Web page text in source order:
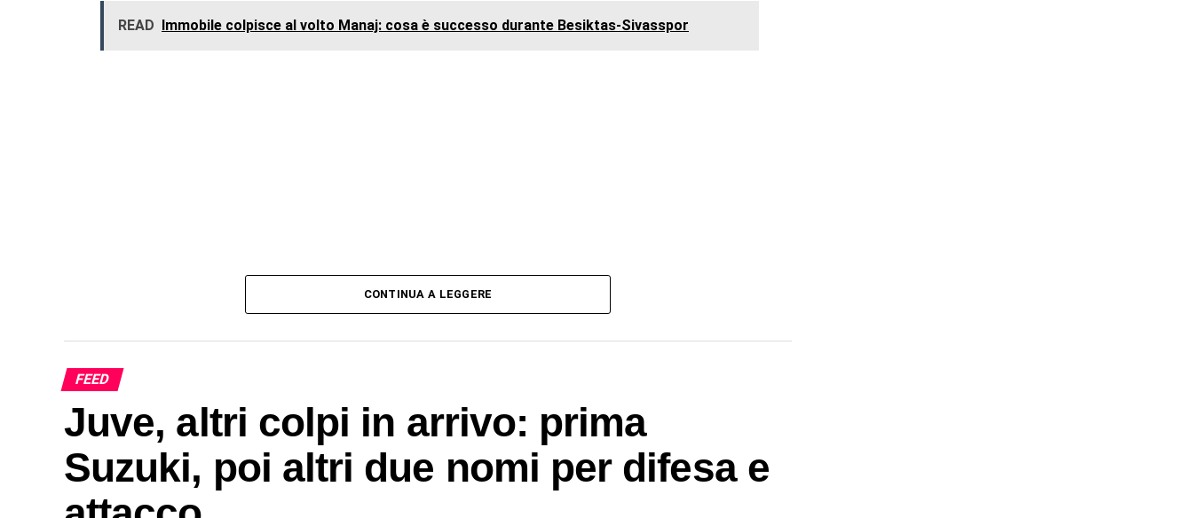
READ Immobile colpisce al volto Manaj: cosa è successo durante Besiktas-Sivasspor
CONTINUA A LEGGERE
FEED
Juve, altri colpi in arrivo: prima
Suzuki, poi altri due nomi per difesa e